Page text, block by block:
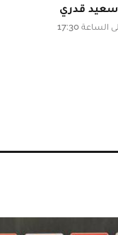
سعيد قدري